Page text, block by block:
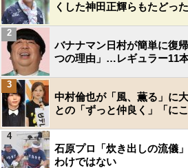
くした神田正輝らもたどっ
バナナマン日村が簡単に復
つの理由」…レギュラー11
2
中村倫也が「風、薫る」に
との「ずっと仲良く」「に
3
石原プロ「炊き出しの流儀
わけではない
4